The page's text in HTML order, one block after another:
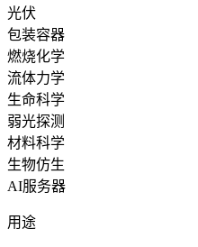
光伏
包装容器
燃烧化学
流体力学
生命科学
弱光探测
材料科学
生物仿生
AI服务器
用途